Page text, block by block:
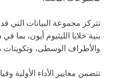
تتركز مجموعة البيانات التي
بنية خلايا الليثيوم أيون، بما
والأطراف الوسطى، وتكوينات
تتضمن معايير الأداء الأولية